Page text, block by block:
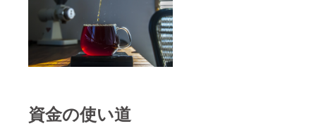
資金の使い道